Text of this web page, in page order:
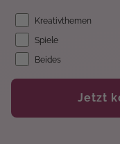
Kreativthemen
Spiele
Beides
Jetzt